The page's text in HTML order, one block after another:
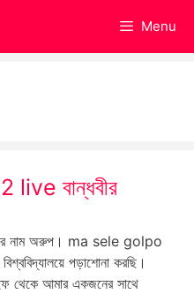
Menu
বান্ধবীর
নাম অরুপ। ma sele golpo
পড়াশোনা করছি।
আমার একজনের সাথে